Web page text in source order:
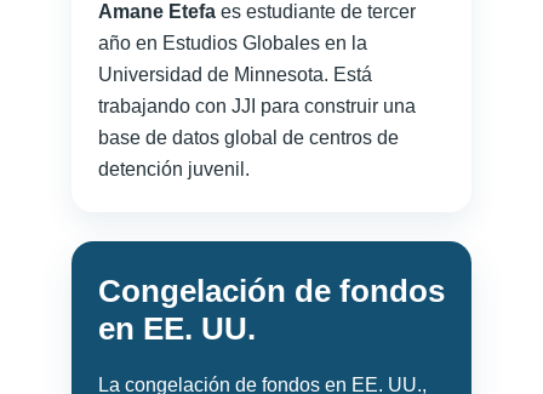
Amane Etefaes estudiante de tercer
año en Estudios Globales en la
Universidad de Minnesota. Está
trabajando con JJI para construir una
base de datos global de centros de
detención juvenil.
Congelación de fondos
en EE. UU.
La congelación de fondos en EE. UU.,